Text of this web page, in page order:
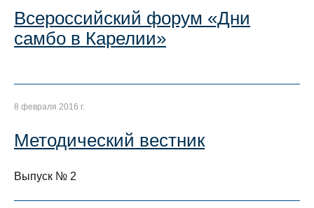
Всероссийский форум «Дни
самбо в Карелии»
8 февраля 2016 г.
Методический вестник
Выпуск № 2